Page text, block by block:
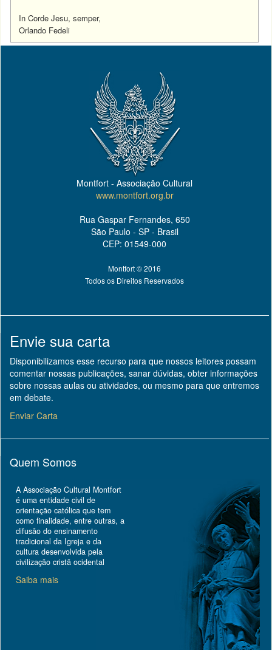
In Corde Jesu, semper,
Orlando Fedeli
Montfort - Associação Cultural
www.montfort.org.br
Rua Gaspar Fernandes, 650
São Paulo - SP - Brasil
CEP: 01549-000
Montfort © 2016
Todos os Direitos Reservados
Envie sua carta
Disponibilizamos esse recurso para que nossos leitores possam
comentar nossas publicações, sanar dúvidas, obter informações
sobre nossas aulas ou atividades, ou mesmo para que entremos
em debate.
Enviar Carta
Quem Somos
A Associação Cultural Montfort
é uma entidade civil de
orientação católica que tem
como finalidade, entre outras, a
difusão do ensinamento
tradicional da Igreja e da
cultura desenvolvida pela
civilização cristã ocidental
Saiba mais